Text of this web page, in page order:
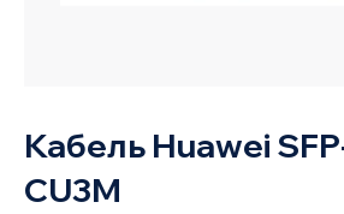
Кабель Huawei
CU3M